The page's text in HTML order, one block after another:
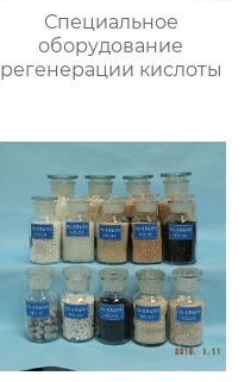
Специальное
оборудование
регенерации кислоты